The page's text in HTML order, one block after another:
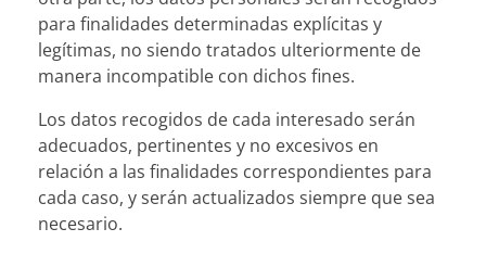
para finalidades determinadas explícitas y
legítimas, no siendo tratados ulteriormente de
manera incompatible con dichos fines.
Los datos recogidos de cada interesado serán
adecuados, pertinentes y no excesivos en
relación a las finalidades correspondientes para
cada caso, y serán actualizados siempre que sea
necesario.